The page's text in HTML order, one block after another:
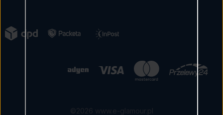
Blog
Zwroty
Reklamacja towaru
Marki
©2026 www.e-glamour.pl